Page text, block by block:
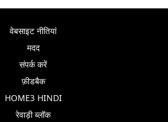
वेबसाइट नीतियां
मदद
संपर्क करें
फ़ीडबैक
HOME3 HINDI
रेवाड़ी ब्लॉक